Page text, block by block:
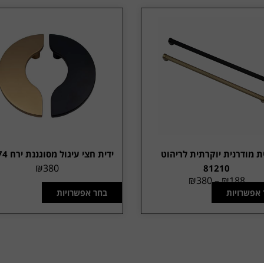
מודרנית יוקרתית לריהוט
81210
₪188
–
₪380
אפשרויות
ידית חצי עיגול מסוגננת ירח 90674
₪380
בחר אפשרויות